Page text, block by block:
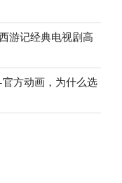
游记经典电视剧高
官方动画，为什么选